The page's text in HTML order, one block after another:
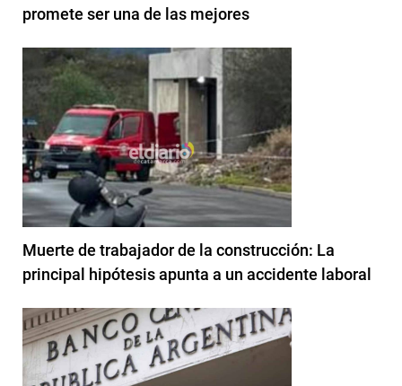
promete ser una de las mejores
Muerte de trabajador de la construcción: La
principal hipótesis apunta a un accidente laboral